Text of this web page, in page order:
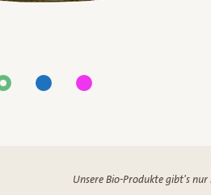
Unsere Bio-Produkte gibt's nur